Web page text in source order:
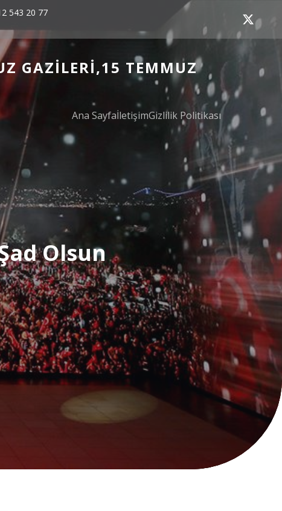
543 20 77
GAZILERI,15 TEMMUZ
Ana SayfaİletişimGizlilik Politikası
Olsun